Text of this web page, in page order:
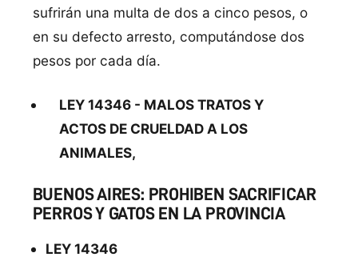
sufrirán una multa de dos a cinco pesos, o
en su defecto arresto, computándose dos
pesos por cada día.
LEY 14346 - MALOS TRATOS Y
ACTOS DE CRUELDAD A LOS
ANIMALES,
BUENOS AIRES: PROHIBEN SACRIFICAR
PERROS Y GATOS EN LA PROVINCIA
LEY 14346